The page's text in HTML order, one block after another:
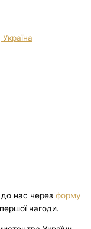
нас через форму
нагоди.